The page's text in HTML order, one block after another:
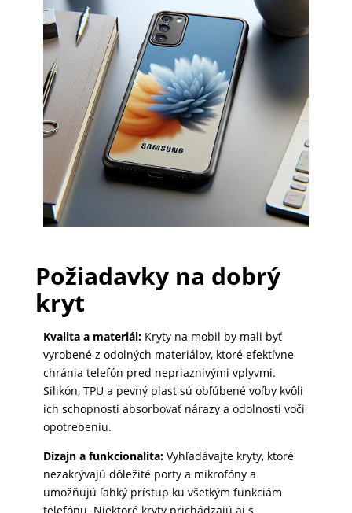
PRÍSLUŠENSTVO
MOBILY
PRÍSLUŠENSTVO
TABLETY
NOTEBOOK
GAMING
AUTOPRÍSLUŠENSTVO
Požiadavky na dobrý
kryt
Kvalita a materiál:Kryty na mobil by mali byť
vyrobené z odolných materiálov, ktoré efektívne
chránia telefón pred nepriaznivými vplyvmi.
Silikón, TPU a pevný plast sú obľúbené voľby kvôli
ich schopnosti absorbovať nárazy a odolnosti voči
opotrebeniu.
Dizajn a funkcionalita:Vyhľadávajte kryty, ktoré
nezakrývajú dôležité porty a mikrofóny a
umožňujú ľahký prístup ku všetkým funkciám